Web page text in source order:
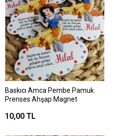
Baskıcı Amca Pembe Pamuk
Prenses Ahşap Magnet
10,00 TL